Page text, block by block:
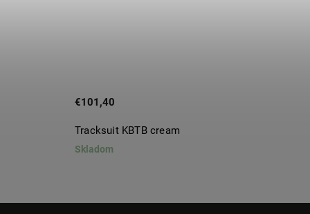
Tracksuit KBTB cream
Skladom
€101,40